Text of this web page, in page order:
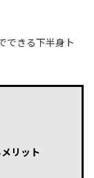
できる下半身ト
リット